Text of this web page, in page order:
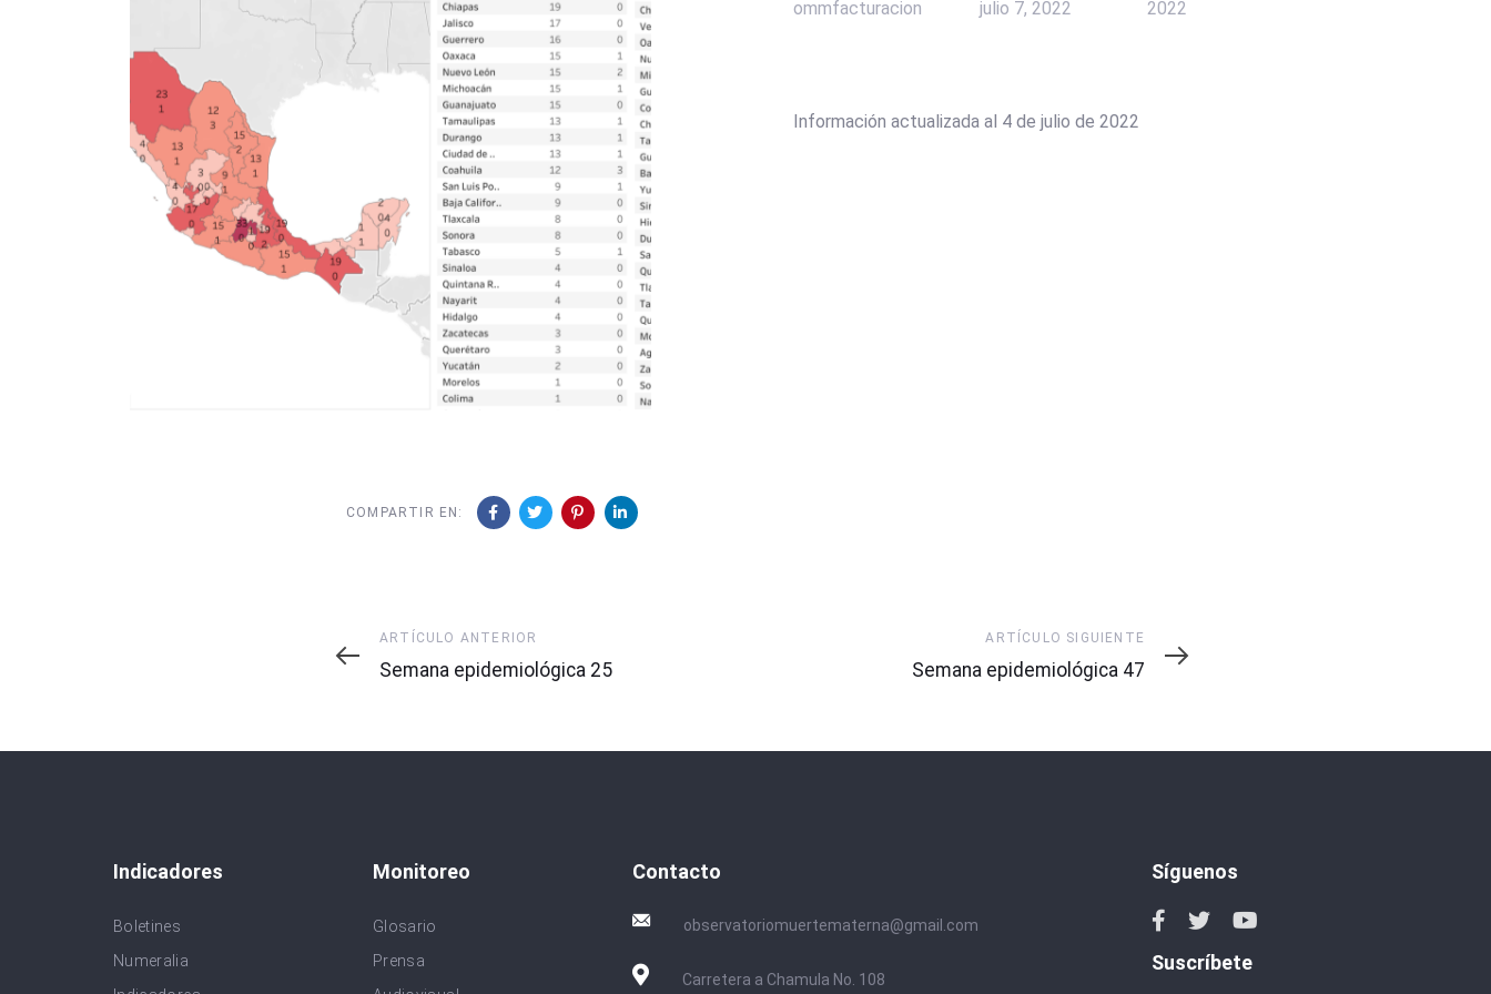
ommfacturacion julio 7, 2022 2022
Información actualizada al 4 de julio de 2022
COMPARTIR EN:
Artículo
Anterior
ARTÍCULO ANTERIOR
Semana epidemiológica 25
Siguiente
ARTÍCULO SIGUIENTE
Semana epidemiológica 47
Indicadores
Boletines
Numeralia
Monitoreo
Glosario
Prensa
Contacto
observatoriomuertematerna@gmail.com
Carretera a Chamula No. 108
Síguenos
Suscríbete